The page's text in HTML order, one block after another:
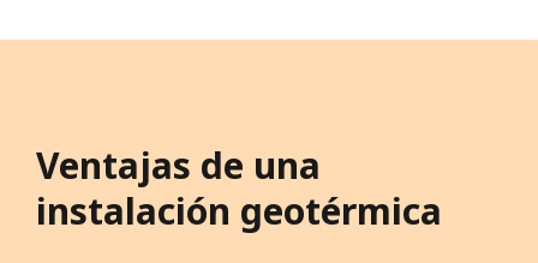
Ventajas de una
instalación geotérmica